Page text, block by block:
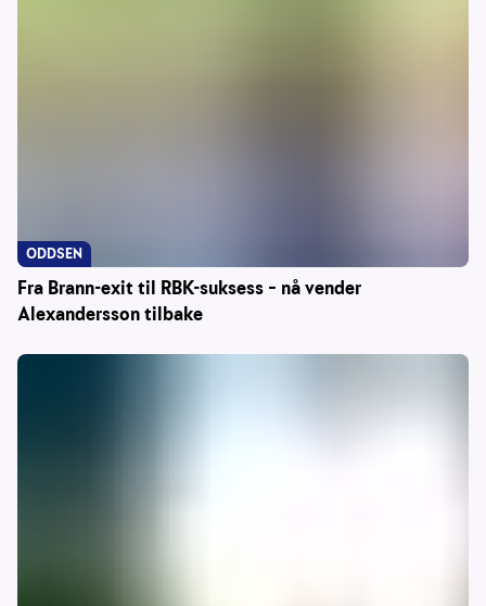
Fra Brann-exit til RBK-suksess – nå vender
Alexandersson tilbake
ODDSEN